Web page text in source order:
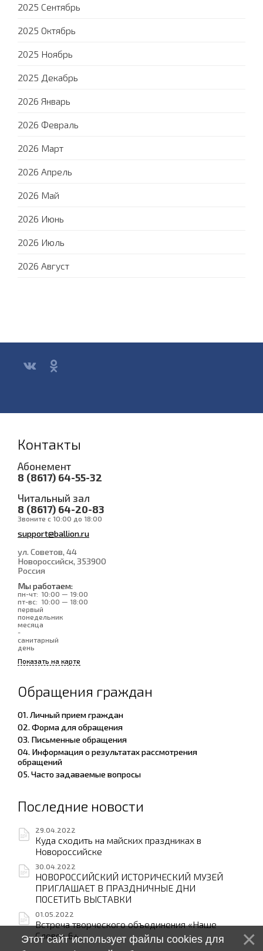
2025 Сентябрь
2025 Октябрь
2025 Ноябрь
2025 Декабрь
2026 Январь
2026 Февраль
2026 Март
2026 Апрель
2026 Май
2026 Июнь
2026 Июль
2026 Август
Контакты
Абонемент
8 (8617) 64-55-32
Читальный зал
8 (8617) 64-20-83
Звоните с 10:00 до 18:00
support@ballion.ru
ул. Советов, 44
Новороссийск, 353900
Россия
Мы работаем:
пн-чт: 10:00 — 19:00
пт-вс: 10:00 — 18:00
первый
понедельник
месяца
-
санитарный
день
Показать на карте
Обращения граждан
01. Личный прием граждан
02. Форма для обращения
03. Письменные обращения
04. Информация о результатах рассмотрения
обращений
05. Часто задаваемые вопросы
Последние новости
29.04.2022
Куда сходить на майских праздниках в
Новороссийске
30.04.2022
НОВОРОССИЙСКИЙ ИСТОРИЧЕСКИЙ МУЗЕЙ
ПРИГЛАШАЕТ В ПРАЗДНИЧНЫЕ ДНИ
ПОСЕТИТЬ ВЫСТАВКИ
01.05.2022
Встреча творческого объединения «Наше
Слово» 6+
Этот сайт использует файлы cookies для